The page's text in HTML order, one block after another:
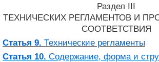
Раздел III
ТЕХНИЧЕСКИХ РЕГЛАМЕНТОВ И
СООТВЕТСТВИЯ
Статья 9. Технические регламенты
Статья 10. Содержание, форма и